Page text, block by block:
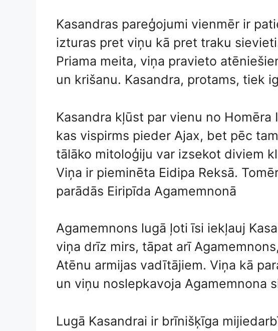
Kasandras pareģojumi vienmēr ir
izturas pret viņu kā pret traku
Priama meita, viņa pravieto
un krišanu. Kasandra, protams, tiek
Kasandra kļūst par vienu no Homēra
kas vispirms pieder Ajax, bet pēc
tālāko mitoloģiju var izsekot diviem
Viņa ir pieminēta Eidipa Reksā.
parādās Eiripīda Agamemnonā
Agamemnons lugā ļoti īsi iekļauj
viņa drīz mirs, tāpat arī
Atēnu armijas vadītājiem. Viņa kā
un viņu noslepkavoja Agamemnona
Lugā Kasandrai ir brīnišķīga